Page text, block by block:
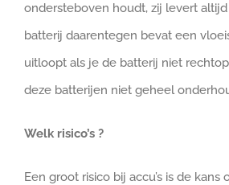
ondersteboven houdt, zij levert
batterij daarentegen bevat een
uitloopt als je de batterij niet
deze batterijen niet geheel
Welk risico’s ?
Een groot risico bij accu’s is de kans